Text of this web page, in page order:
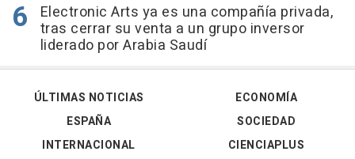
Electronic Arts ya es una compañía privada,
tras cerrar su venta a un grupo inversor
liderado por Arabia Saudí
ÚLTIMAS NOTICIAS
ESPAÑA
INTERNACIONAL
ECONOMÍA
SOCIEDAD
CIENCIAPLUS